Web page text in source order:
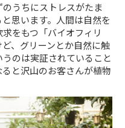
うちにストレスがたま
思います。人間は自然を
をもつ「バイオフィリ
、グリーンとか自然に触
のは実証されていること
と沢山のお客さんが植物